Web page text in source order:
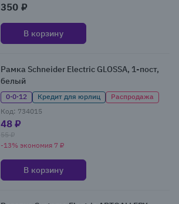
350 ₽
В корзину
Рамка Schneider Electric GLOSSA, 1-пост,
белый
0·0·12 Кредит для юрлиц
Распродажа
Код: 734015
48 ₽
55 ₽
-13% экономия 7 ₽
В корзину